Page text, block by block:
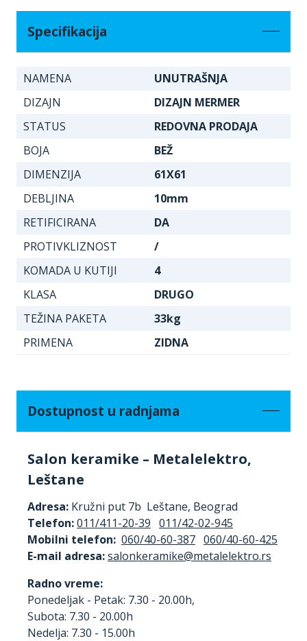
Specifikacija
NAMENA
UNUTRAŠNJA
DIZAJN
DIZAJN MERMER
STATUS
REDOVNA PRODAJA
BOJA
BEŽ
DIMENZIJA
61X61
DEBLJINA
10mm
RETIFICIRANA
DA
PROTIVKLIZNOST
/
KOMADA U KUTIJI
4
KLASA
DRUGO
TEŽINA PAKETA
33kg
PRIMENA
ZIDNA
Dostupnost u radnjama
Salon keramike – Metalelektro,
Leštane
Adresa: Kružni put 7b Leštane, Beograd
Telefon:011/411-20-39 011/42-02-945
Mobilni telefon: 060/40-60-387 060/40-60-425
E-mail adresa:
Radno vreme:
Ponedeljak - Petak: 7.30 - 20.00h,
Subota: 7.30 - 20.00h
Nedelja: 7.30 - 15.00h